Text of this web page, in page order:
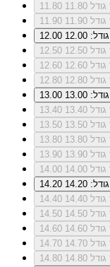
11.80
11.80
11.90
11.90
12.00
12.00
12.50
12.50
12.60
12.60
12.80
12.80
13.00
13.00
13.40
13.40
13.50
13.50
13.80
13.80
13.90
13.90
14.00
14.00
14.20
14.20
14.40
14.40
14.50
14.50
14.60
14.60
14.70
14.70
14.80
14.80